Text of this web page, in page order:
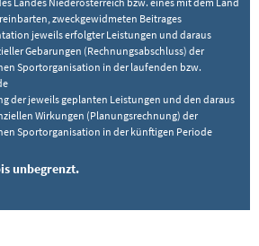
zweckgewidmeten Beitrages
jeweils erfolgter Leistungen und daraus
Gebarungen (Rechnungsabschluss) der
Sportorganisation in der laufenden bzw.
der jeweils geplanten Leistungen und den daraus
Wirkungen (Planungsrechnung) der
Sportorganisation in der künftigen Periode
unbegrenzt.